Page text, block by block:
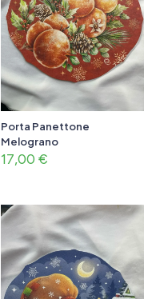
Porta Panettone
Melograno
17,00 €